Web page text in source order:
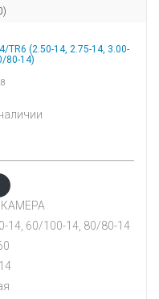
(2.50-14, 2.75-14, 3.00-
80-14)
КАМЕРА
14, 60/100-14, 80/80-14